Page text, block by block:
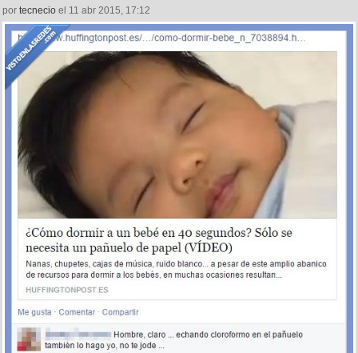
por tecnecio el 11 abr 2015, 17:12